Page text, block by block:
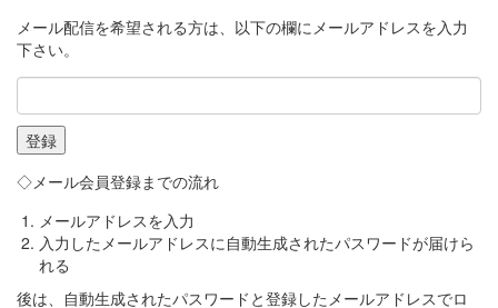
メール配信を希望される方は、以下の欄にメールアドレスを入力
下さい。
◇メール会員登録までの流れ
メールアドレスを入力
入力したメールアドレスに自動生成されたパスワードが届けら
れる
後は、自動生成されたパスワードと登録したメールアドレスでロ